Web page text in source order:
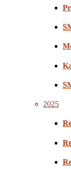
2025